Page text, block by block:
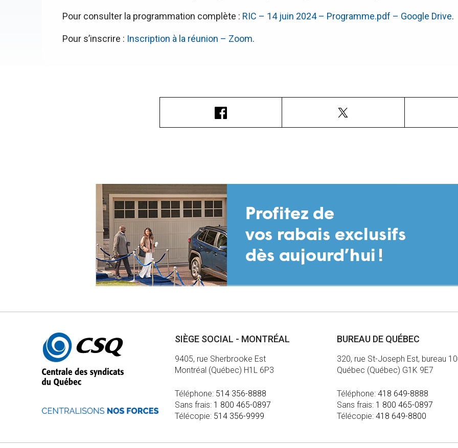
Pour consulter la programmation complète : RIC – 14 juin 2024 – Programme.pdf – Google Drive.
Pour s’inscrire : Inscription à la réunion – Zoom.
Autres
informations
SIÈGE SOCIAL - MONTRÉAL
9405, rue Sherbrooke Est
Montréal (Québec) H1L 6P3
Téléphone: 514 356-8888
Sans frais: 1 800 465-0897
Télécopie: 514 356-9999
BUREAU DE QUÉBEC
320, rue St-Joseph Est, bureau
Québec (Québec) G1K 9E7
Téléphone:418 649-8888
Sans frais: 1 800 465-0897
Télécopie:418 649-8800